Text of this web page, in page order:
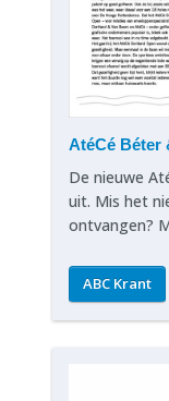
AtéCé Béter
De nieuwe
uit. Mis het
ontvangen?
ABC Krant